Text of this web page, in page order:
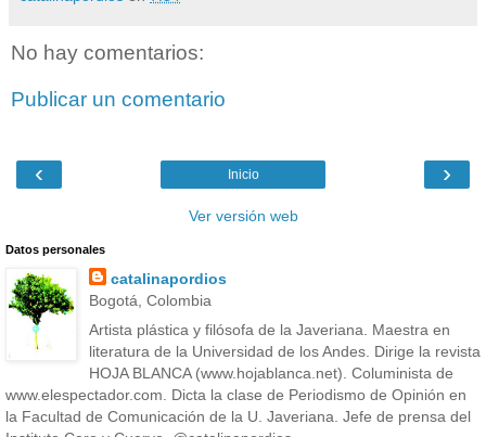
No hay comentarios:
Publicar un comentario
‹ ›
Inicio
Ver versión web
Datos personales
catalinapordios
Bogotá, Colombia
Artista plástica y filósofa de la Javeriana. Maestra en
literatura de la Universidad de los Andes. Dirige la revista
HOJA BLANCA (www.hojablanca.net). Columinista de
www.elespectador.com. Dicta la clase de Periodismo de Opinión en
la Facultad de Comunicación de la U. Javeriana. Jefe de prensa del